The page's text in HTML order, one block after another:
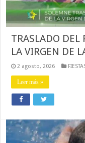
TRASLADO DEL
LA VIRGEN DE
2 agosto, 2026
Leer más »